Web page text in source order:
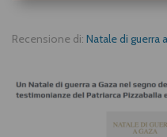
Recensione di: Natale di guerra